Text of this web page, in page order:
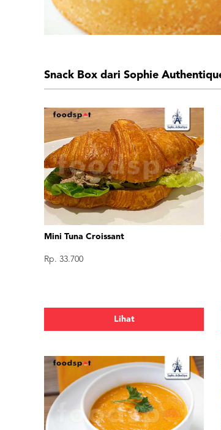
Snack Box dari Sophie
Mini Tuna Croissant
Rp. 33.700
Lihat